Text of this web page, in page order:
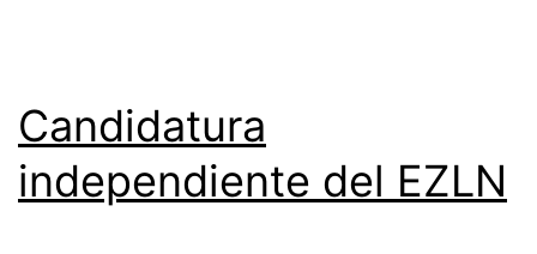
Candidatura
independiente del EZLN